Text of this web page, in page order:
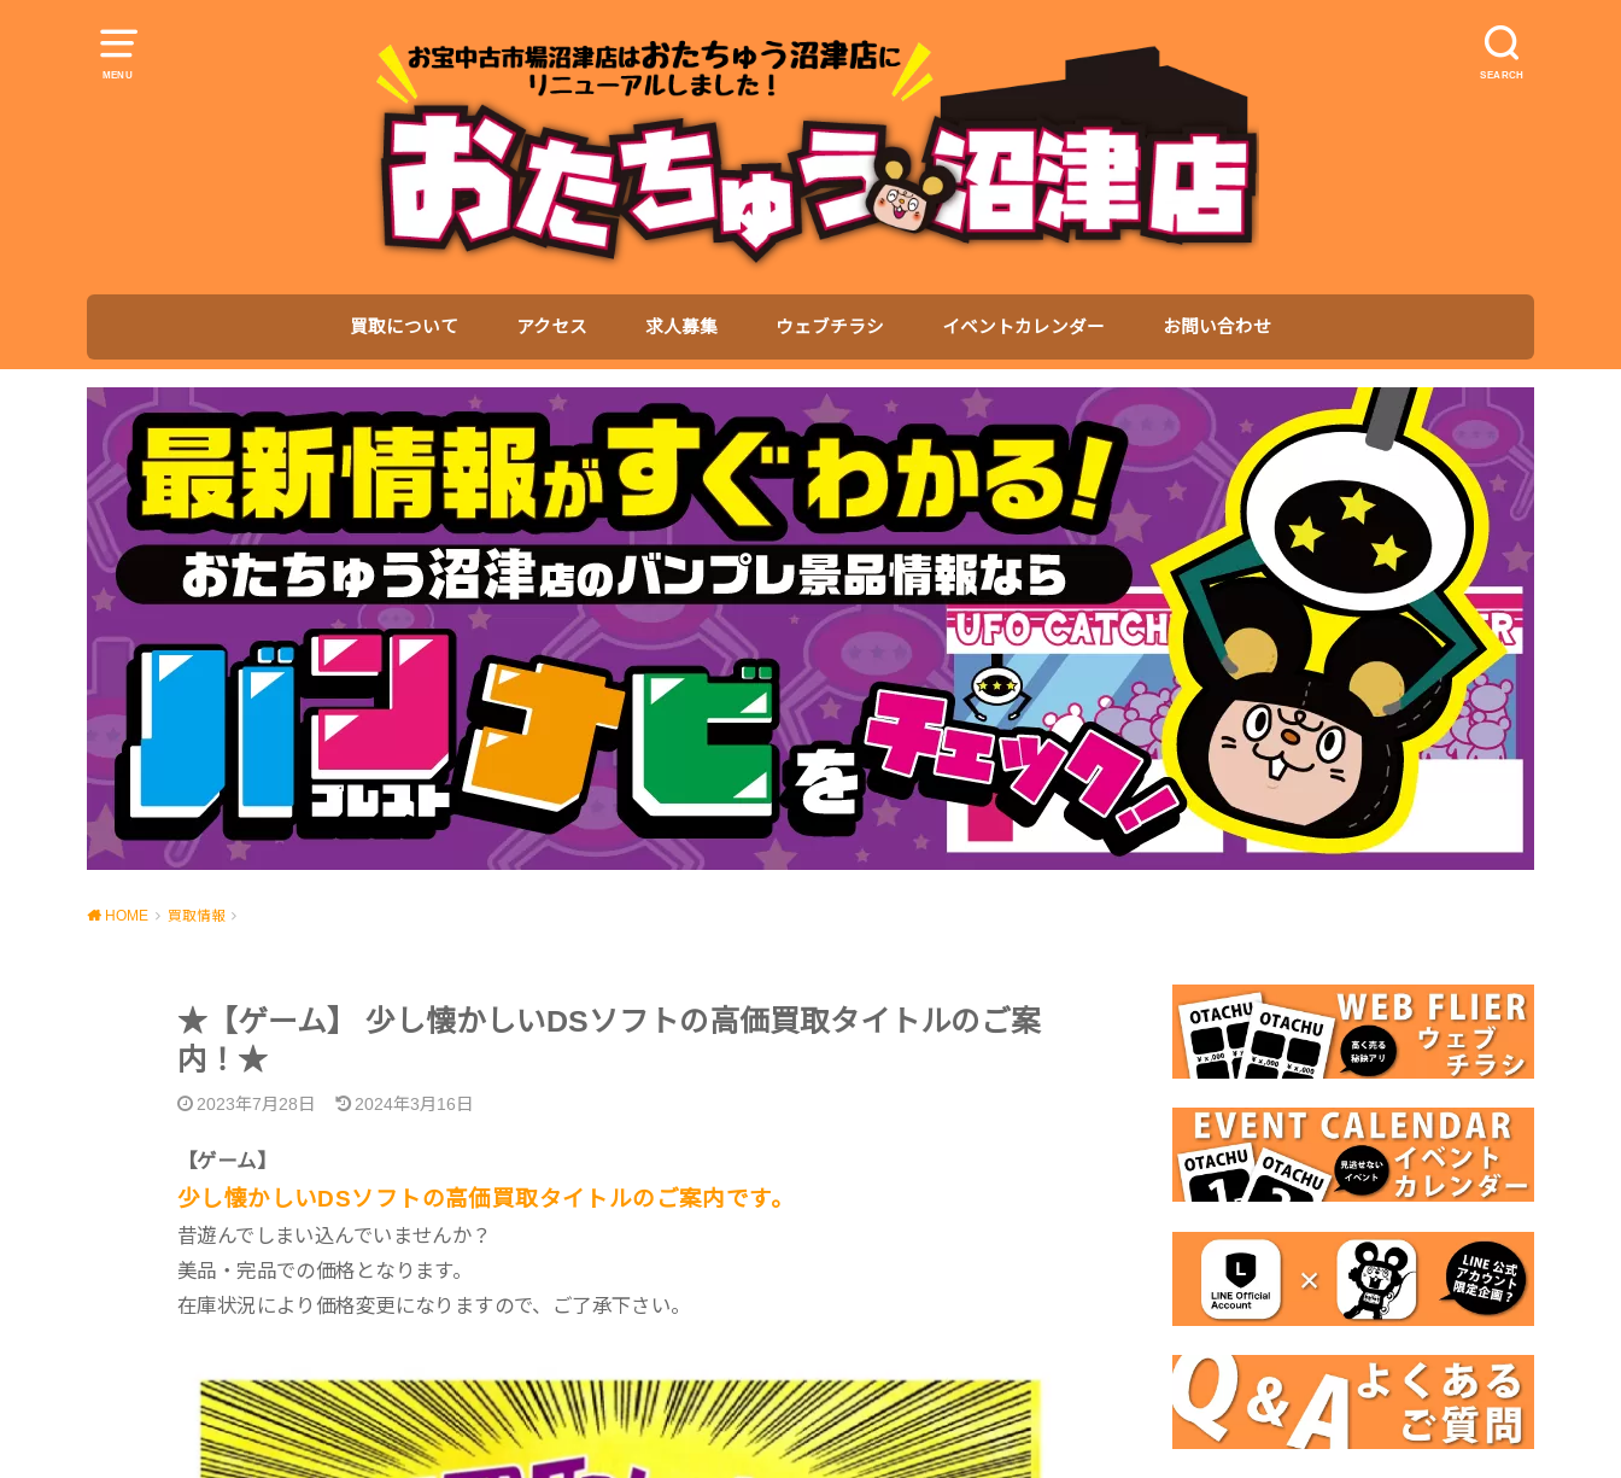
MENU SEARCH
買取について アクセス 求人募集 ウェブチラシ イベントカレンダー お問い合わせ
HOME 買取情報
★【ゲーム】 少し懐かしいDSソフトの高価買取タイトルのご案
内！★
2023年7月28日 2024年3月16日
【ゲーム】
少し懐かしいDSソフトの高価買取タイトルのご案内です。
昔遊んでしまい込んでいませんか？
美品・完品での価格となります。
在庫状況により価格変更になりますので、ご了承下さい。